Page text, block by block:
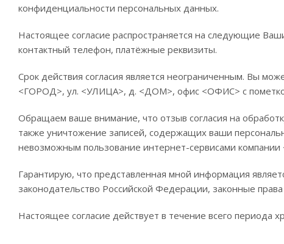
конфиденциальности персональных данных.
Настоящее согласие распространяется на следующие
контактный телефон, платёжные реквизиты.
Срок действия согласия является неограниченным. Вы
<ГОРОД>, ул. <УЛИЦА>, д. <ДОМ>, офис <ОФИС> с
Обращаем ваше внимание, что отзыв согласия на
также уничтожение записей, содержащих ваши
невозможным пользование интернет-сервисами
Гарантирую, что представленная мной информация
законодательство Российской Федерации, законные
Настоящее согласие действует в течение всего периода